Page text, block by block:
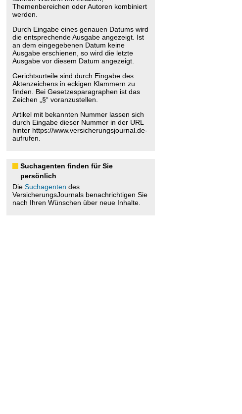
Themenbereichen oder Autoren kombiniert
werden.
Durch Eingabe eines genauen Datums wird
die entsprechende Ausgabe angezeigt. Ist
an dem eingegebenen Datum keine
Ausgabe erschienen, so wird die letzte
Ausgabe vor diesem Datum angezeigt.
Gerichtsurteile sind durch Eingabe des
Aktenzeichens in eckigen Klammern zu
finden. Bei Gesetzesparagraphen ist das
Zeichen „§“ voranzustellen.
Artikel mit bekannten Nummer lassen sich
durch Eingabe dieser Nummer in der URL
hinter https://www.versicherungsjournal.de-
aufrufen.
Suchagenten finden für Sie
persönlich
Die Suchagenten des
VersicherungsJournals benachrichtigen Sie
nach Ihren Wünschen über neue Inhalte.